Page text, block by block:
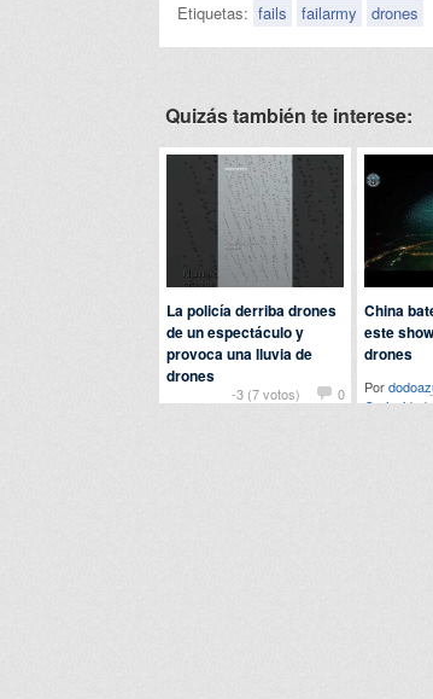
Etiquetas: fails failarmy drones
Quizás también te interese:
-3 (7 votos) 0
La policía derriba drones
de un espectáculo y
provoca una lluvia de
drones
Pormanilagorilaen
China
este
drones
Por